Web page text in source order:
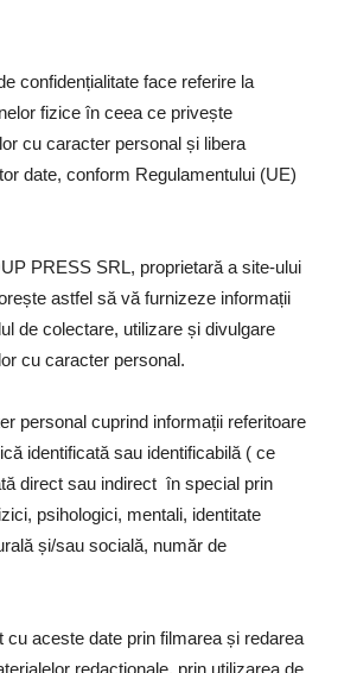
confidențialitate face referire la
fizice în ceea ce privește
cu caracter personal și libera
date, conform Regulamentului (UE)
PRESS SRL, proprietară a site-ului
astfel să vă furnizeze informații
de colectare, utilizare și divulgare
cu caracter personal.
personal cuprind informații referitoare
identificată sau identificabilă ( ce
direct sau indirect în special prin
psihologici, mentali, identitate
și/sau socială, număr de
cu aceste date prin filmarea și redarea
redacționale, prin utilizarea de